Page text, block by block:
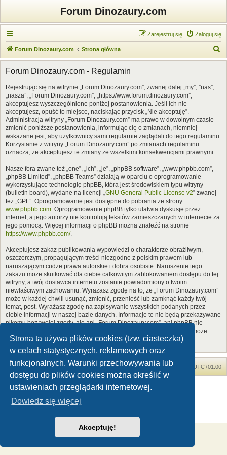
Strona ta używa plików cookies (tzw. ciasteczka)
w celach statystycznych, reklamowych oraz
funkcjonalnych. Warunki przechowywania lub
dostępu do plików cookies można określić w
ustawieniach przeglądarki internetowej.
Dowiedz się więcej
Akceptuję!
Forum Dinozaury.com
Zaloguj się
Zarejestruj się
Forum Dinozaury.com Strona główna
z
Forum Dinozaury.com - Regulamin
Rejestrując się na witrynie „Forum Dinozaury.com”, zwanej dalej „my”, ”nas”,
„nasza”, „Forum Dinozaury.com”, „https://www.forum.dinozaury.com”,
akceptujesz wyszczególnione poniżej postanowienia. Jeśli ich nie
akceptujesz, opuść to miejsce, naciskając przycisk „Nie akceptuję”.
Administracja witryny „Forum Dinozaury.com” ma prawo w dowolnym czasie
zmienić poniższe postanowienia, informując cię o zmianach, niemniej
wskazane jest, aby użytkownicy sami regularnie zaglądali do tego regulaminu.
Korzystanie z witryny „Forum Dinozaury.com” po zmianach regulaminu
oznacza, że akceptujesz te zmiany ze wszelkimi konsekwencjami prawnymi.
Nasze fora zwane też „one”, „ich”, „je”, „phpBB software”, „www.phpbb.com”,
„phpBB Limited”, „phpBB Teams” działają w oparciu o oprogramowanie
wykorzystujące technologię phpBB, która jest środowiskiem typu witryny
(bulletin board), wydane na licencji „GNU General Public License v2” zwanej
też „GPL”. Oprogramowanie jest dostępne do pobrania ze strony
www.phpbb.com. Oprogramowanie phpBB tylko ułatwia dyskusje przez
internet, a jego autorzy nie kontrolują tekstów zamieszczanych w internecie za
jego pomocą. Więcej informacji o phpBB można znaleźć na stronie
https://www.phpbb.com/.
Akceptujesz zakaz publikowania wypowiedzi o charakterze obraźliwym,
oszczerczym, propagującym treści niezgodne z polskim prawem lub
naruszającym cudze prawa autorskie i dobra osobiste. Naruszenie tego
zakazu może skutkować dla ciebie całkowitym zablokowaniem dostępu do tej
witryny, a twój dostawca internetu zostanie powiadomiony o twoim
niewłaściwym zachowaniu. Wyrażasz zgodę na to, że „Forum Dinozaury.com”
może w każdej chwili usunąć, zmienić, przenieść lub zamknąć każdy twój
temat, post. Wyrażasz zgodę na zapisywanie wszystkich podanych przez
ciebie informacji w naszej bazie danych. Informacje te nie będą przekazywane
nikomu bez twojej zgody, ale ani „Forum Dinozaury.com”, ani phpBB nie
ponosi odpowiedzialności za włamania do witryny, podczas których może
dojść do kradzieży danych.
Forum Dinozaury.com Strona główna Strefa czasowa UTC+01:00
Dinozaury.com© 2006-2020
Polski pakiet językowy dostarcza